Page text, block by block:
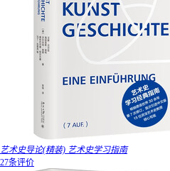
艺术史导论(精装) 艺术史学习指南
27条评价